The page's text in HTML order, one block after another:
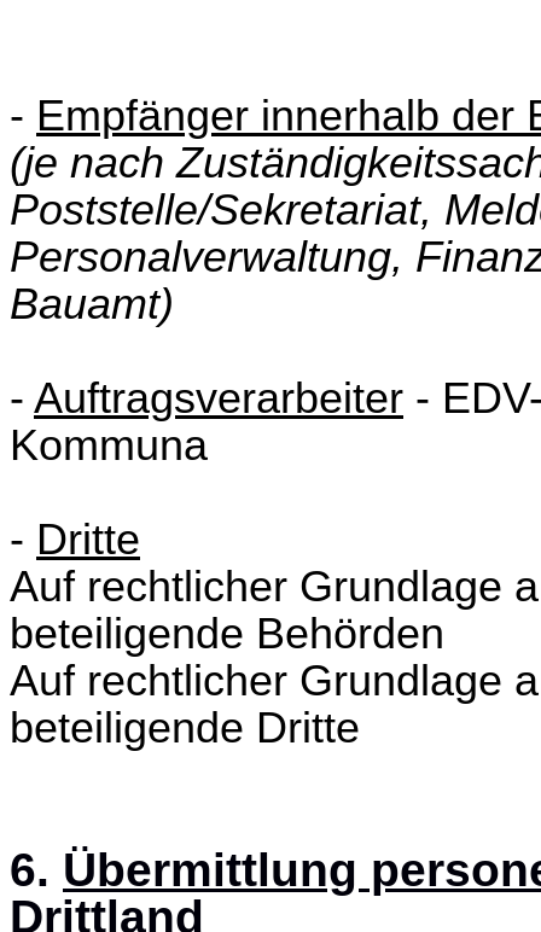
- Empfänger innerhalb der
(je nach
Poststelle/Sekretariat,
Personalverwaltung,
Bauamt)
- Auftragsverarbeiter -
Kommuna
- Dritte
Auf rechtlicher Grundlage
beteiligende Behörden
Auf rechtlicher Grundlage
beteiligende Dritte
6. Übermittlung
Drittland